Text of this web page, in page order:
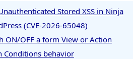
Stored XSS in Ninja
(CVE-2026-65048)
ON/OFF a form View or Action
Conditions behavior